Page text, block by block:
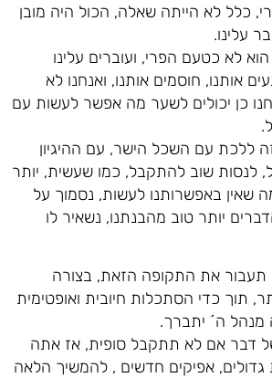
כלל לא הייתה שאלה, הכול היה מובן
עלינו.
לא כטעם הפרי, ועוברים עלינו
אותנו, חוסמים אותנו, ואנחנו לא
כן יכולים לשער מה אפשר לעשות עם
ללכת עם השכל הישר, עם ההיגיון
לנסות שוב להתקבל, כמו שעשית, יותר
שאין באפשרותנו לעשות, נסמוך על
יותר טוב מהבנתנו, נשאיר לו
תעבור את התקופה הזאת, בצורה
תוך כדי הסתכלות חיובית ואופטימית
מנהל ה´ יתברך.
של דבר אם לא תתקבל סופית, אז אתה
אפיקים חדשים , להמשיך הלאה